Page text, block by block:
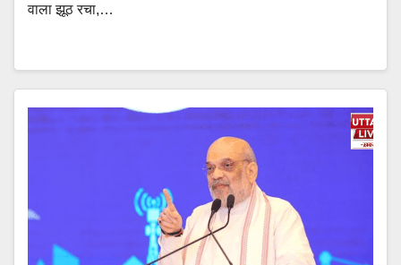
वाला झूठ रचा,…